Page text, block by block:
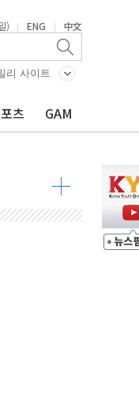
) | ENG | 中文
리 사이트
츠 GAM